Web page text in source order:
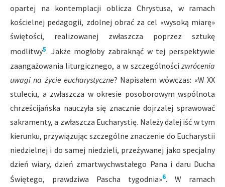
opartej na kontemplacji oblicza Chrystusa, w ramach
kościelnej pedagogii, zdolnej obrać za cel «wysoką miarę»
świętości, realizowanej zwłaszcza poprzez sztukę
modlitwy5. Jakże mogłoby zabraknąć w tej perspektywie
zaangażowania liturgicznego, a w szczególności zwrócenia
uwagi na życie eucharystyczne? Napisałem wówczas: «W XX
stuleciu, a zwłaszcza w okresie posoborowym wspólnota
chrześcijańska nauczyła się znacznie dojrzalej sprawować
sakramenty, a zwłaszcza Eucharystię. Należy dalej iść w tym
kierunku, przywiązując szczególne znaczenie do Eucharystii
niedzielnej i do samej niedzieli, przeżywanej jako specjalny
dzień wiary, dzień zmartwychwstałego Pana i daru Ducha
Świętego, prawdziwa Pascha tygodnia»6. W ramach